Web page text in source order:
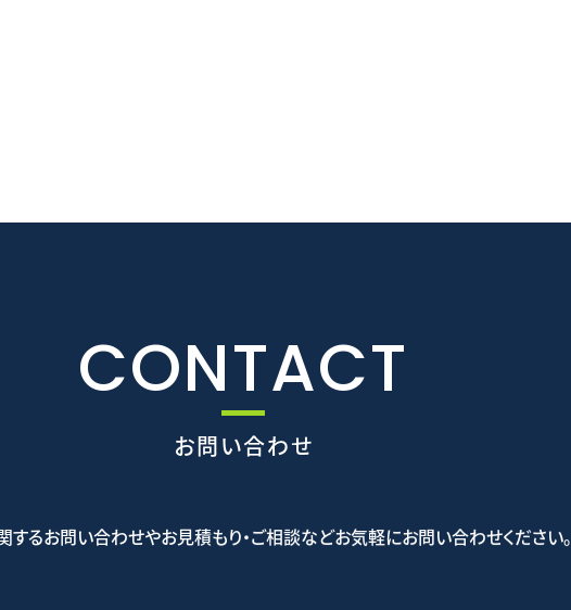
CONTACT
お問い合わせ
するお問い合わせやお見積もり・ご相談などお気軽にお問い合わせください。